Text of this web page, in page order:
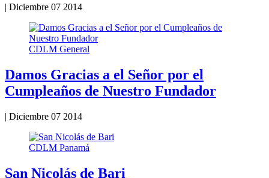
| Diciembre 07 2014
CDLM General
Damos Gracias a el Señor por el
Cumpleaños de Nuestro Fundador
| Diciembre 07 2014
CDLM Panamá
San Nicolás de Bari